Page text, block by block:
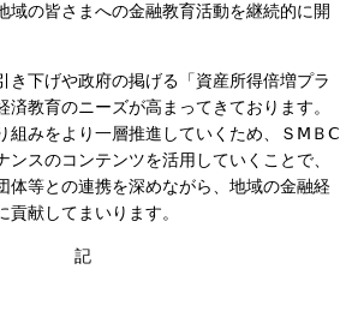
域の皆さまへの金融教育活動を継続的に開
き下げや政府の掲げる「資産所得倍増プラ
済教育のニーズが高まってきております。
組みをより一層推進していくため、ＳⅯＢⅭ
ンスのコンテンツを活用していくことで、
体等との連携を深めながら、地域の金融経
献してまいります。
記